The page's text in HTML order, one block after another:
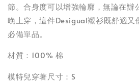
節。合身度可以增強輪廓，無論在辦
晚上穿，這件Desigual襯衫既舒適又
必備單品。
材質：100% 棉
模特兒穿著尺寸：S